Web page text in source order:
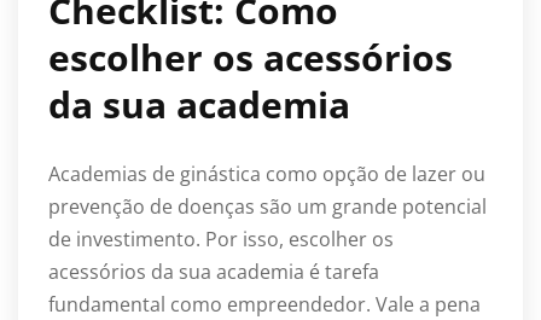
Checklist: Como
escolher os acessórios
da sua academia
Academias de ginástica como opção de lazer ou
prevenção de doenças são um grande potencial
de investimento. Por isso, escolher os
acessórios da sua academia é tarefa
fundamental como empreendedor. Vale a pena